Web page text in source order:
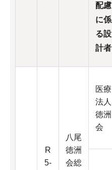
配慮
に係
る設
計者
R
5-
八尾
徳洲
会総
医療
法人
徳洲
会